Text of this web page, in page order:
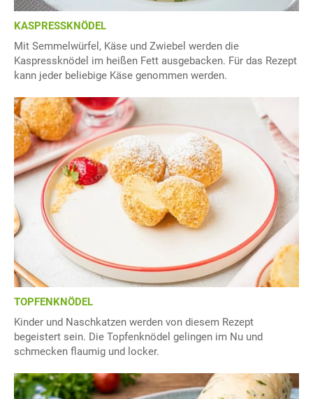
KASPRESSKNÖDEL
Mit Semmelwürfel, Käse und Zwiebel werden die
Kaspressknödel im heißen Fett ausgebacken. Für das Rezept
kann jeder beliebige Käse genommen werden.
TOPFENKNÖDEL
Kinder und Naschkatzen werden von diesem Rezept
begeistert sein. Die Topfenknödel gelingen im Nu und
schmecken flaumig und locker.